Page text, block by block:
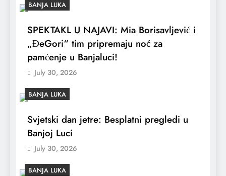
BANJA LUKA
SPEKTAKL U NAJAVI: Mia Borisavljević i
„ĐeGori“ tim pripremaju noć za
pamćenje u Banjaluci!
July 30, 2026
BANJA LUKA
Svjetski dan jetre: Besplatni pregledi u
Banjoj Luci
July 30, 2026
BANJA LUKA